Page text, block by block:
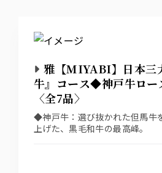
雅【MIYABI】日本三
牛』コース◆神戸牛ロー
〈全7品〉
◆神戸牛：選び抜かれた但馬牛
上げた、黒毛和牛の最高峰。